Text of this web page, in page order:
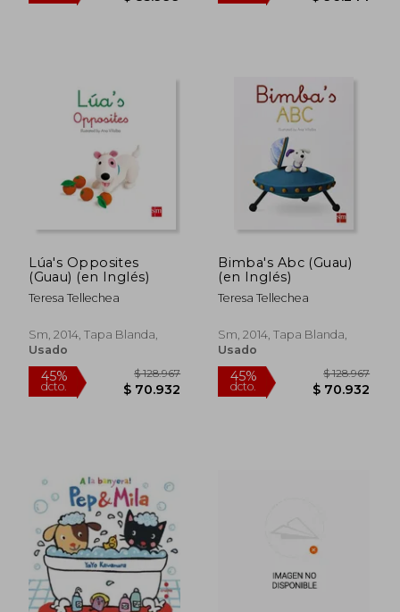
dcto. $ 85.999 dcto. $
Lúa's Opposites
(Guau) (en Inglés)
Teresa Tellechea
Sm, 2014, Tapa Blanda,
Usado
Bimba's Abc (Guau)
(en Inglés)
Teresa Tellechea
Sm, 2014, Tapa Blanda,
Usado